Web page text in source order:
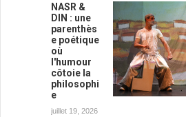
NASR &
DIN : une
parenthès
e poétique
où
l'humour
côtoie la
philosophi
e
juillet 19, 2026